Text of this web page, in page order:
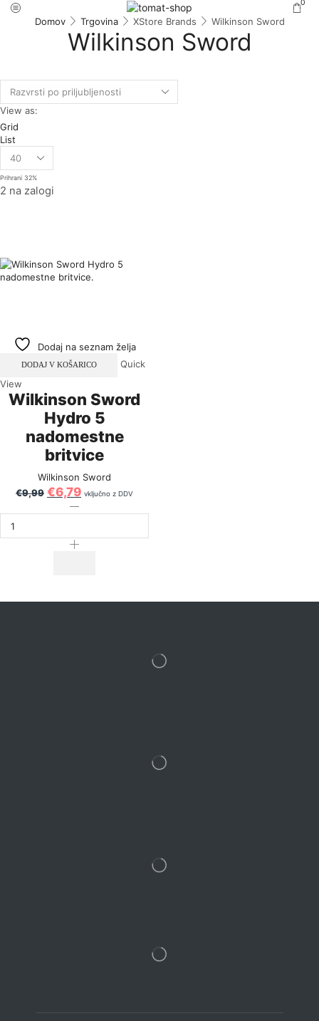
0
Domov Trgovina XStore Brands Wilkinson Sword
Wilkinson Sword
View as:
Grid
List
Prihrani 32%
2 na zalogi
Dodaj na seznam želja
DODAJ V KOŠARICO
Quick
View
Wilkinson Sword
Hydro 5
nadomestne
britvice
Wilkinson Sword
€9,99 €6,79 vključno z DDV